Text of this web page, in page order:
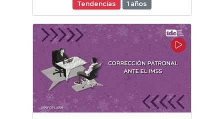
Tendencias 1 años